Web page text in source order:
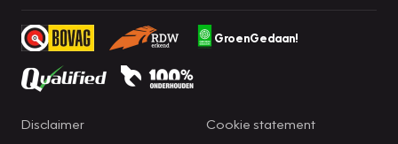
GroenGedaan!
Disclaimer
Cookie statement